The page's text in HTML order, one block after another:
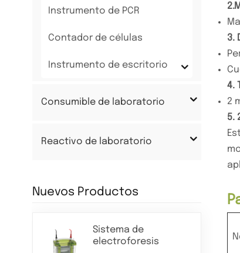
Instrumento de PCR
Contador de células
Instrumento de escritorio
Consumible de laboratorio
Reactivo de laboratorio
Nuevos Productos
Sistema de
electroforesis
2.
3.
4.
2
5.